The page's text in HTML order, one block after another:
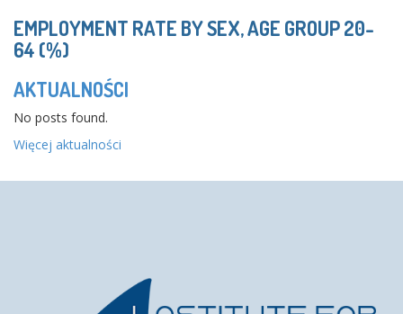
EMPLOYMENT RATE BY SEX, AGE GROUP 20-
64 (%)
AKTUALNOŚCI
No posts found.
Więcej aktualności